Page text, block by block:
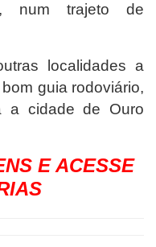
num trajeto de
localidades a
guia rodoviário,
a cidade de Ouro
E ACESSE